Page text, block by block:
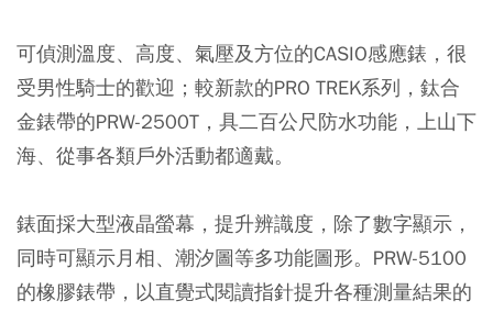
可偵測溫度、高度、氣壓及方位的CASIO感應錶，很
受男性騎士的歡迎；較新款的PRO TREK系列，鈦合
金錶帶的PRW-2500T，具二百公尺防水功能，上山下
海、從事各類戶外活動都適戴。
錶面採大型液晶螢幕，提升辨識度，除了數字顯示，
同時可顯示月相、潮汐圖等多功能圖形。PRW-5100
的橡膠錶帶，以直覺式閱讀指針提升各種測量結果的